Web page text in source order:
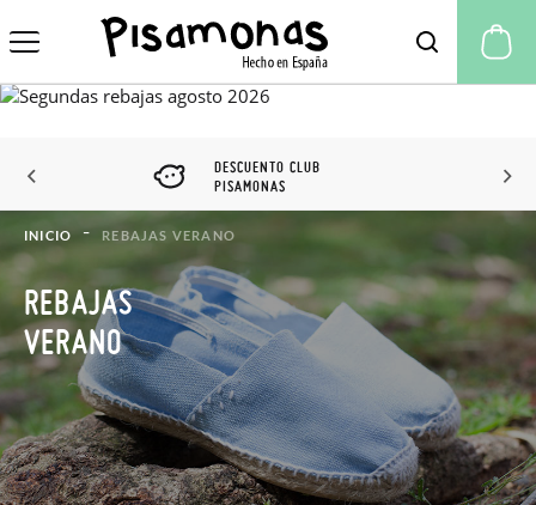
DESCUENTO CLUB
PISAMONAS
INICIO REBAJAS VERANO
REBAJAS
VERANO